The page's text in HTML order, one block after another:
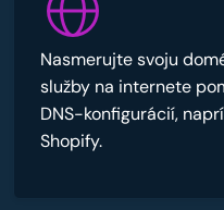
Nasmerujte svoju
služby na internete
DNS-konfigurácií,
Shopify.